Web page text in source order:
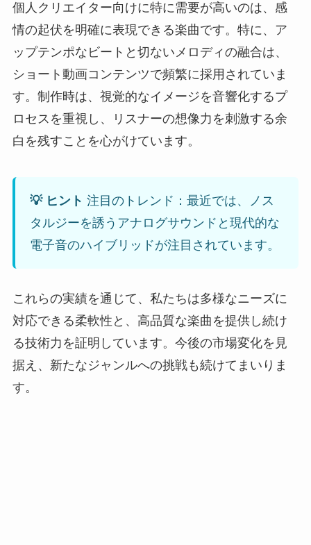
個人クリエイター向けに特に需要が高いのは、感
情の起伏を明確に表現できる楽曲です。特に、ア
ップテンポなビートと切ないメロディの融合は、
ショート動画コンテンツで頻繁に採用されていま
す。制作時は、視覚的なイメージを音響化するプ
ロセスを重視し、リスナーの想像力を刺激する余
白を残すことを心がけています。
💡 ヒント 注目のトレンド：最近では、ノス
タルジーを誘うアナログサウンドと現代的な
電子音のハイブリッドが注目されています。
これらの実績を通じて、私たちは多様なニーズに
対応できる柔軟性と、高品質な楽曲を提供し続け
る技術力を証明しています。今後の市場変化を見
据え、新たなジャンルへの挑戦も続けてまいりま
す。